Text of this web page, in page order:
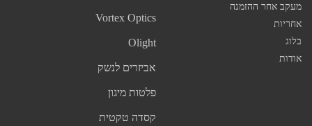
מעקב אחר ההזמנה
אחריות
בלוג
אודות
Vortex Optics
Olight
אביזרים לנשק
פלטות מיגון
קסדה טקטית